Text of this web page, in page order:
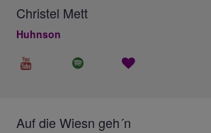
Christel Mett
Huhnson
Auf die Wiesn geh´n